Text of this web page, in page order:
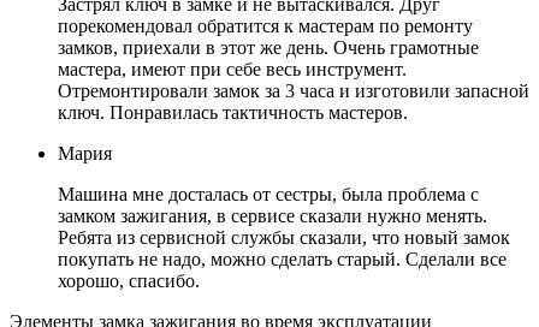
порекомендовал обратится к мастерам по ремонту
замков, приехали в этот же день. Очень грамотные
мастера, имеют при себе весь инструмент.
Отремонтировали замок за 3 часа и изготовили запасной
ключ. Понравилась тактичность мастеров.
Мария
Машина мне досталась от сестры, была проблема с
замком зажигания, в сервисе сказали нужно менять.
Ребята из сервисной службы сказали, что новый замок
покупать не надо, можно сделать старый. Сделали все
хорошо, спасибо.
Элементы замка зажигания во время эксплуатации